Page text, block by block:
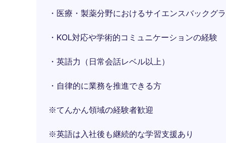
・医療・製薬分野におけるサイエンスバックグ
・KOL対応や学術的コミュニケーションの経験
・英語力（日常会話レベル以上）
・自律的に業務を推進できる方
※てんかん領域の経験者歓迎
※英語は入社後も継続的な学習支援あり